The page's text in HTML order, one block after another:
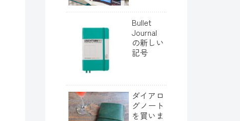
Bullet
Journal
の新しい
記号
ダイアロ
グノート
を買いま